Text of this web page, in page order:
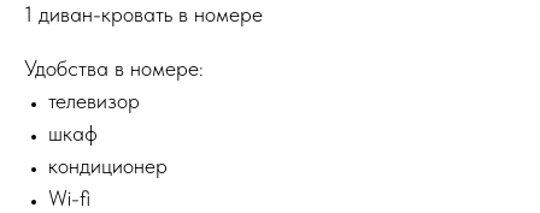
1 диван-кровать в номере
Удобства в номере:
телевизор
шкаф
кондиционер
Wi-fi